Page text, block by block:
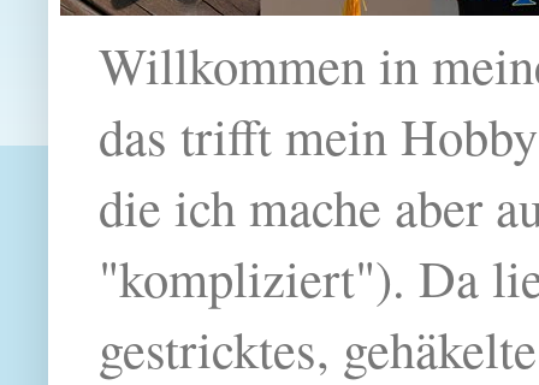
Willkommen in
das trifft mein
die ich mache aber
"kompliziert"). Da
gestricktes,